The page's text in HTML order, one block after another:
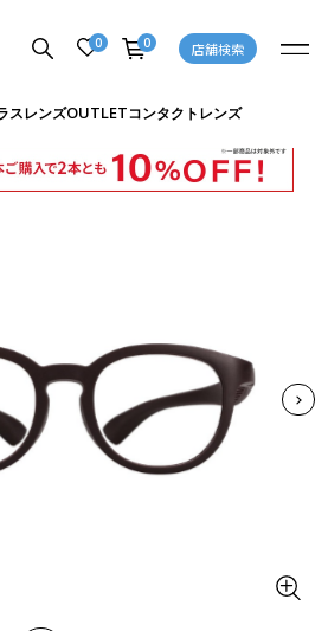
0 0 店舗検索
スレンズOUTLETコンタクトレンズ
商品詳細ページへ